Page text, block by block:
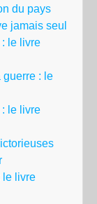
du pays
jamais seul
: le livre
guerre : le
: le livre
le livre